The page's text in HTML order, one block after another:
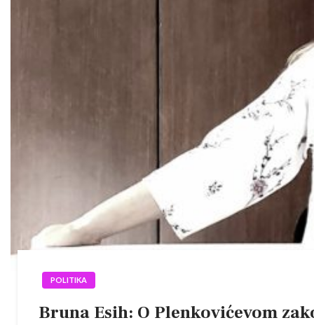
POLITIKA
Bruna Esih: O Plenkovićevom